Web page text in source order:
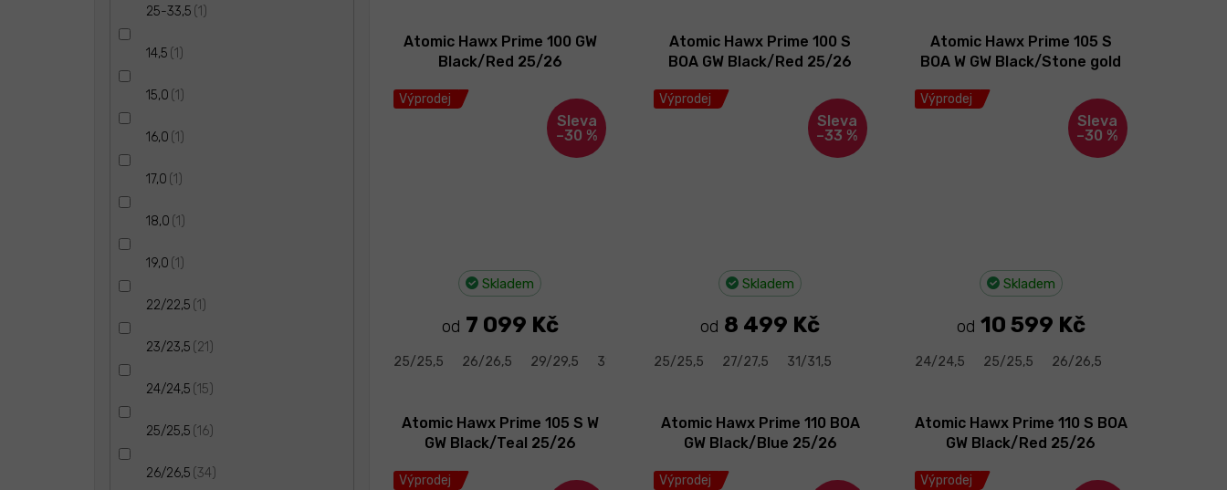
25-33,5 1
14,5 1
15,0 1
16,0 1
17,0 1
18,0 1
19,0 1
22/22,5 1
23/23,5 21
24/24,5 15
25/25,5 16
26/26,5 34
Výprodej
–30 %
Atomic Hawx Prime 100 GW
Black/Red 25/26
Skladem
od 7 099 Kč
25/25,5 26/26,5 29/29,5 31/31,5
Výprodej
–33 %
Atomic Hawx Prime 100 S
BOA GW Black/Red 25/26
Skladem
od 8 499 Kč
25/25,5 27/27,5 31/31,5
Výprodej
–30 %
Atomic Hawx Prime 105 S
BOA W GW Black/Stone gold
Skladem
od 10 599 Kč
24/24,5 25/25,5 26/26,5
Výprodej
Atomic Hawx Prime 105 S W
GW Black/Teal 25/26
Výprodej
Atomic Hawx Prime 110 BOA
GW Black/Blue 25/26
Výprodej
Atomic Hawx Prime 110 S BOA
GW Black/Red 25/26